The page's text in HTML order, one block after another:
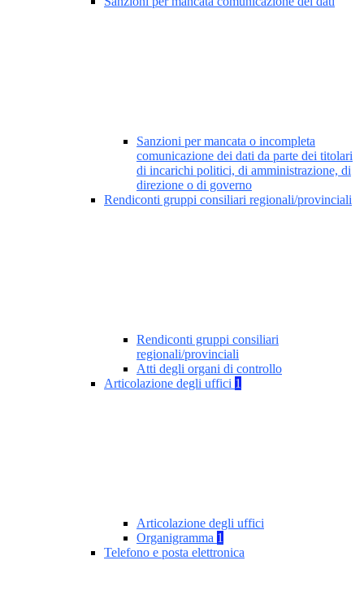
Sanzioni per mancata o incompleta
comunicazione dei dati da parte dei titolari
di incarichi politici, di amministrazione, di
direzione o di governo
Rendiconti gruppi consiliari regionali/provinciali
Rendiconti gruppi consiliari
regionali/provinciali
Atti degli organi di controllo
Articolazione degli uffici 1
Articolazione degli uffici
Organigramma 1
Telefono e posta elettronica